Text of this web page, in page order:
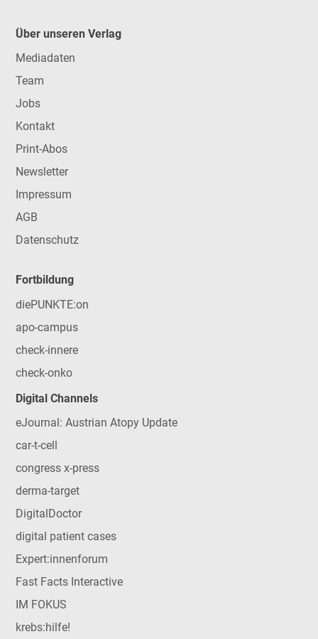
Über unseren Verlag
Mediadaten
Team
Jobs
Kontakt
Print-Abos
Newsletter
Impressum
AGB
Datenschutz
Fortbildung
diePUNKTE:on
apo-campus
check-innere
check-onko
Digital Channels
eJournal: Austrian Atopy Update
car-t-cell
congress x-press
derma-target
DigitalDoctor
digital patient cases
Expert:innenforum
Fast Facts Interactive
IM FOKUS
krebs:hilfe!